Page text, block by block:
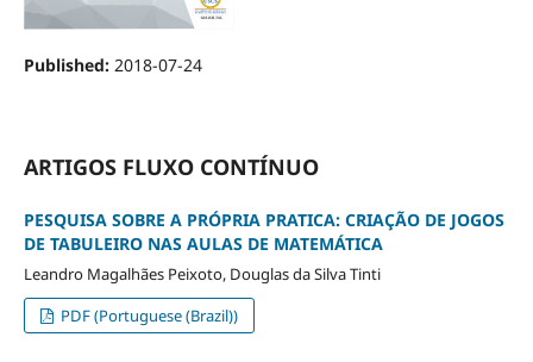
Published: 2018-07-24
ARTIGOS FLUXO CONTÍNUO
PESQUISA SOBRE A PRÓPRIA PRATICA: CRIAÇÃO DE JOGOS
DE TABULEIRO NAS AULAS DE MATEMÁTICA
Leandro Magalhães Peixoto, Douglas da Silva Tinti
PDF (Portuguese (Brazil))